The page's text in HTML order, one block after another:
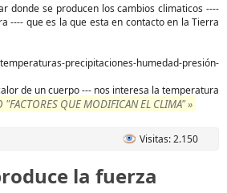
donde se producen los cambios climaticos ----
---- que es la que esta en contacto en la Tierra
precipitaciones-humedad-presión-
de un cuerpo --- nos interesa la temperatura
"FACTORES QUE MODIFICAN EL CLIMA" »
Visitas: 2.150
la fuerza